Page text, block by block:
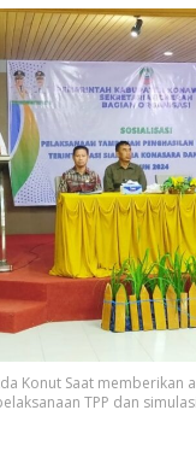
Pelaksanaan
TPP
Konut Saat memberikan
TPP dan